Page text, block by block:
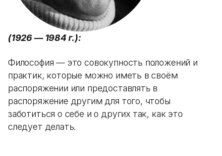
(1926 — 1984 г.):
Философия — это совокупность положений и
практик, которые можно иметь в своём
распоряжении или предоставлять в
распоряжение другим для того, чтобы
заботиться о себе и о других так, как это
следует делать.